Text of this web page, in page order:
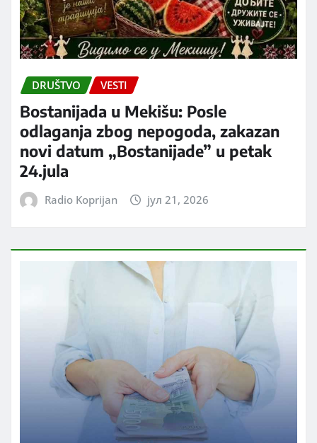
DRUŠTVO VESTI
Bostanijada u Mekišu: Posle
odlaganja zbog nepogoda, zakazan
novi datum „Bostanijade” u petak
24.jula
Radio Koprijan јул 21, 2026